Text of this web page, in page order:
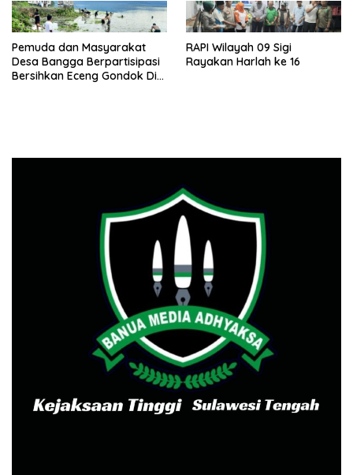
Pemuda dan Masyarakat
Desa Bangga Berpartisipasi
Bersihkan Eceng Gondok Di
RAPI Wilayah 09 Sigi
Rayakan Harlah ke 16